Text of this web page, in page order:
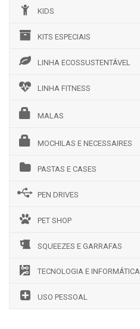
KIDS
KITS ESPECIAIS
LINHA ECOSSUSTENTÁVEL
LINHA FITNESS
MALAS
MOCHILAS E NECESSAIRES
PASTAS E CASES
PEN DRIVES
PET SHOP
SQUEEZES E GARRAFAS
TECNOLOGIA E INFORMÁTICA
USO PESSOAL